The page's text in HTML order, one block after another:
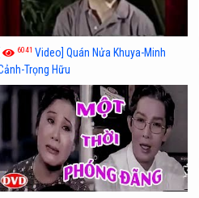
6041 Video] Quán Nửa Khuya-Minh
Trọng Hữu